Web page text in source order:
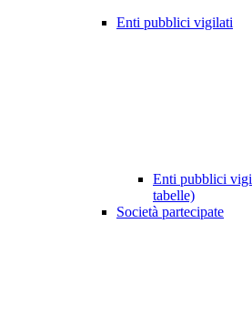
Enti pubblici vigilati
Enti pubblici
tabelle)
Società partecipate